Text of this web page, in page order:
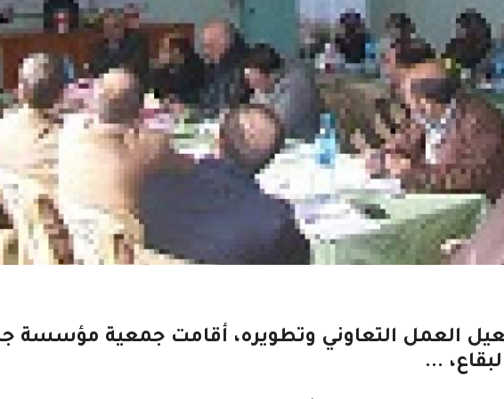
العمل التعاوني وتطويره، أقامت جمعية مؤسسة
...